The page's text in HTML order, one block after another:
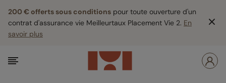
200 € offerts sous conditions pour toute ouverture d'un
contrat d'assurance vie Meilleurtaux Placement Vie 2. En
savoir plus